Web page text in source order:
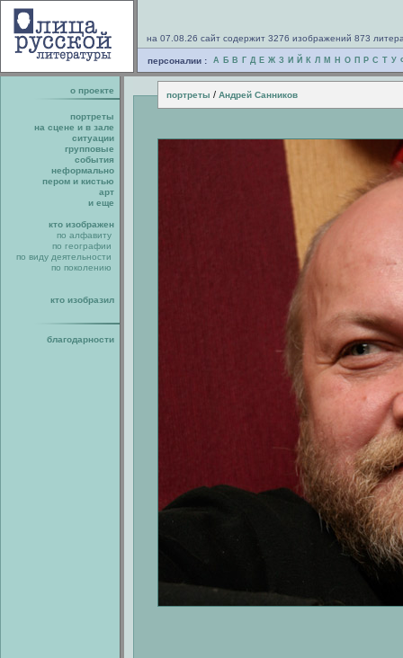
на 07.08.26 сайт содержит 3276 изображений 873
персоналии : А Б В Г Д Е Ж З И Й К Л М Н О П Р С Т У
о проекте портреты / Андрей Санников
портреты
на сцене и в зале
ситуации
групповые
события
неформально
пером и кистью
арт
и еще
кто изображен
по алфавиту
по географии
по виду деятельности
по поколению
кто изобразил
благодарности